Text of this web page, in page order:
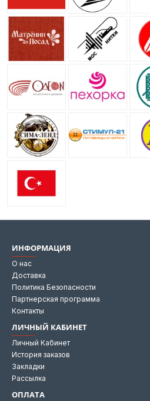
ИНФОРМАЦИЯ
О нас
Доставка
Политика Безопасности
Партнерская программа
Контакты
ЛИЧНЫЙ КАБИНЕТ
Личный Кабинет
История заказов
Закладки
Рассылка
ОПЛАТА